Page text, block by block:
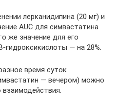
лерканидипина (20 мг) и
AUC для симвастатина
же значение для его
гидроксикислоты — на 28%.
время суток
— вечером) можно